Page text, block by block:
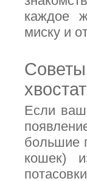
каждое
миску и
Если
большие
кошек)